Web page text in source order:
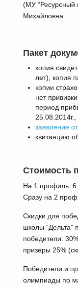
(МУ “Ресурсный
Михайловна.
Пакет
копия
лет), копия
копии
нет
период
25.08.2014г.,
заявление
квитанцию
Стоимость
На 1 профиль: 6
Сразу на 2
Скидки для
школы
победители:
призеры 25%
Победители и
олимпиады по